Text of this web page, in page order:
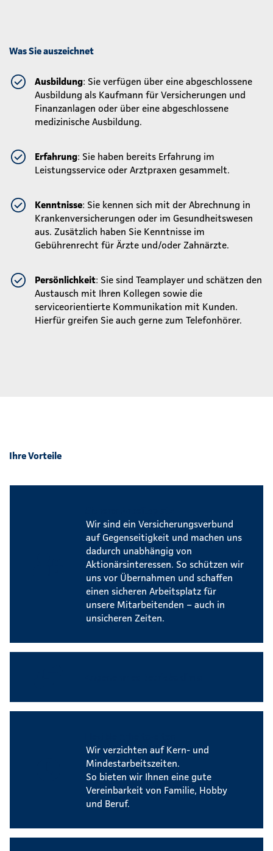
Was Sie auszeichnet
Ausbildung: Sie verfügen über eine abgeschlossene
Ausbildung als Kaufmann für Versicherungen und
Finanzanlagen oder über eine abgeschlossene
medizinische Ausbildung.
Erfahrung: Sie haben bereits Erfahrung im
Leistungsservice oder Arztpraxen gesammelt.
Kenntnisse: Sie kennen sich mit der Abrechnung in
Krankenversicherungen oder im Gesundheitswesen
aus. Zusätzlich haben Sie Kenntnisse im
Gebührenrecht für Ärzte und/oder Zahnärzte.
Persönlichkeit: Sie sind Teamplayer und schätzen den
Austausch mit Ihren Kollegen sowie die
serviceorientierte Kommunikation mit Kunden.
Hierfür greifen Sie auch gerne zum Telefonhörer.
Ihre Vorteile
Wir sind ein Versicherungsverbund
auf Gegenseitigkeit und machen uns
dadurch unabhängig von
Aktionärsinteressen. So schützen wir
uns vor Übernahmen und schaffen
einen sicheren Arbeitsplatz für
unsere Mitarbeitenden – auch in
unsicheren Zeiten.
Wir verzichten auf Kern- und
Mindestarbeitszeiten.
So bieten wir Ihnen eine gute
Vereinbarkeit von Familie, Hobby
und Beruf.